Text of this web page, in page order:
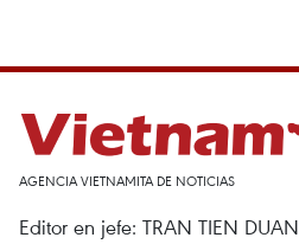
AGENCIA VIETNAMITA DE NOTICIAS
Editor en jefe: TRAN TIEN DUAN